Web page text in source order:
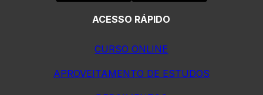
ACESSO RÁPIDO
CURSO ONLINE
APROVEITAMENTO DE ESTUDOS